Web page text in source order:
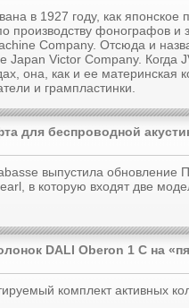
в 1927 году, как японское
производству фонографов и
Company. Отсюда и
Japan Victor Company. Когда
она, как и ее материнская
и грампластинки.
для беспроводной
выпустила обновление
в которую входят две
DALI Oberon 1 C на
комплект активных